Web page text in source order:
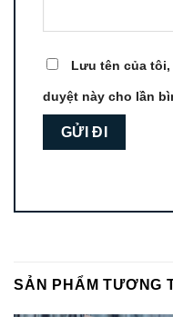
Lưu tên của
duyệt này cho lần
SẢN PHẨM TƯƠNG